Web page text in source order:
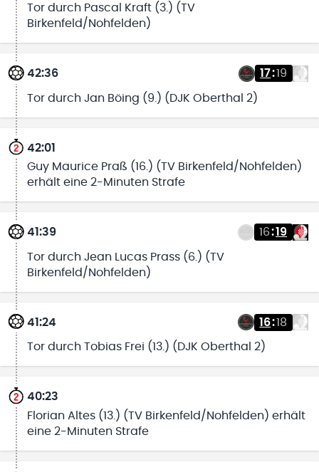
Tor durch Pascal Kraft (3.) (TV
Birkenfeld/Nohfelden)
42:36 17:19
Tor durch Jan Böing (9.) (DJK Oberthal 2)
42:01
Guy Maurice Praß (16.) (TV Birkenfeld/Nohfelden)
erhält eine 2-Minuten Strafe
41:39 16:19
Tor durch Jean Lucas Prass (6.) (TV
Birkenfeld/Nohfelden)
41:24 16:18
Tor durch Tobias Frei (13.) (DJK Oberthal 2)
40:23
Florian Altes (13.) (TV Birkenfeld/Nohfelden) erhält
eine 2-Minuten Strafe